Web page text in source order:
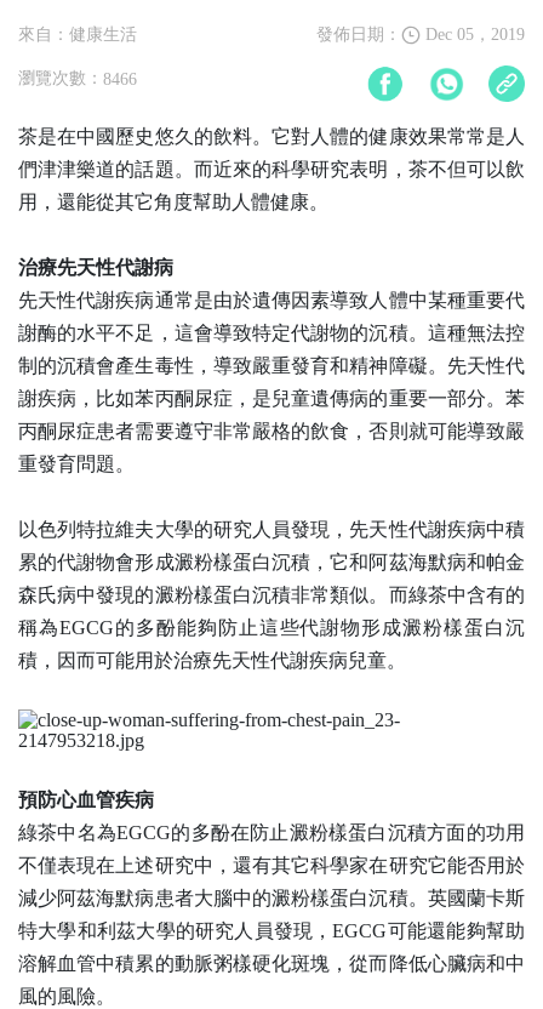
來自：健康生活 發佈日期： Dec 05，2019
瀏覽次數： 8466
茶是在中國歷史悠久的飲料。它對人體的健康效果常常是人
們津津樂道的話題。而近來的科學研究表明，茶不但可以飲
用，還能從其它角度幫助人體健康。
治療先天性代謝病
先天性代謝疾病通常是由於遺傳因素導致人體中某種重要代
謝酶的水平不足，這會導致特定代謝物的沉積。這種無法控
制的沉積會產生毒性，導致嚴重發育和精神障礙。先天性代
謝疾病，比如苯丙酮尿症，是兒童遺傳病的重要一部分。苯
丙酮尿症患者需要遵守非常嚴格的飲食，否則就可能導致嚴
重發育問題。
以色列特拉維夫大學的研究人員發現，先天性代謝疾病中積
累的代謝物會形成澱粉樣蛋白沉積，它和阿茲海默病和帕金
森氏病中發現的澱粉樣蛋白沉積非常類似。而綠茶中含有的
稱為EGCG的多酚能夠防止這些代謝物形成澱粉樣蛋白沉
積，因而可能用於治療先天性代謝疾病兒童。
預防心血管疾病
綠茶中名為EGCG的多酚在防止澱粉樣蛋白沉積方面的功用
不僅表現在上述研究中，還有其它科學家在研究它能否用於
減少阿茲海默病患者大腦中的澱粉樣蛋白沉積。英國蘭卡斯
特大學和利茲大學的研究人員發現，EGCG可能還能夠幫助
溶解血管中積累的動脈粥樣硬化斑塊，從而降低心臟病和中
風的風險。